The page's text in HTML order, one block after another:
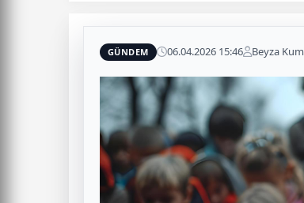
GÜNDEM 06.04.2026 15:46 Beyza Kum